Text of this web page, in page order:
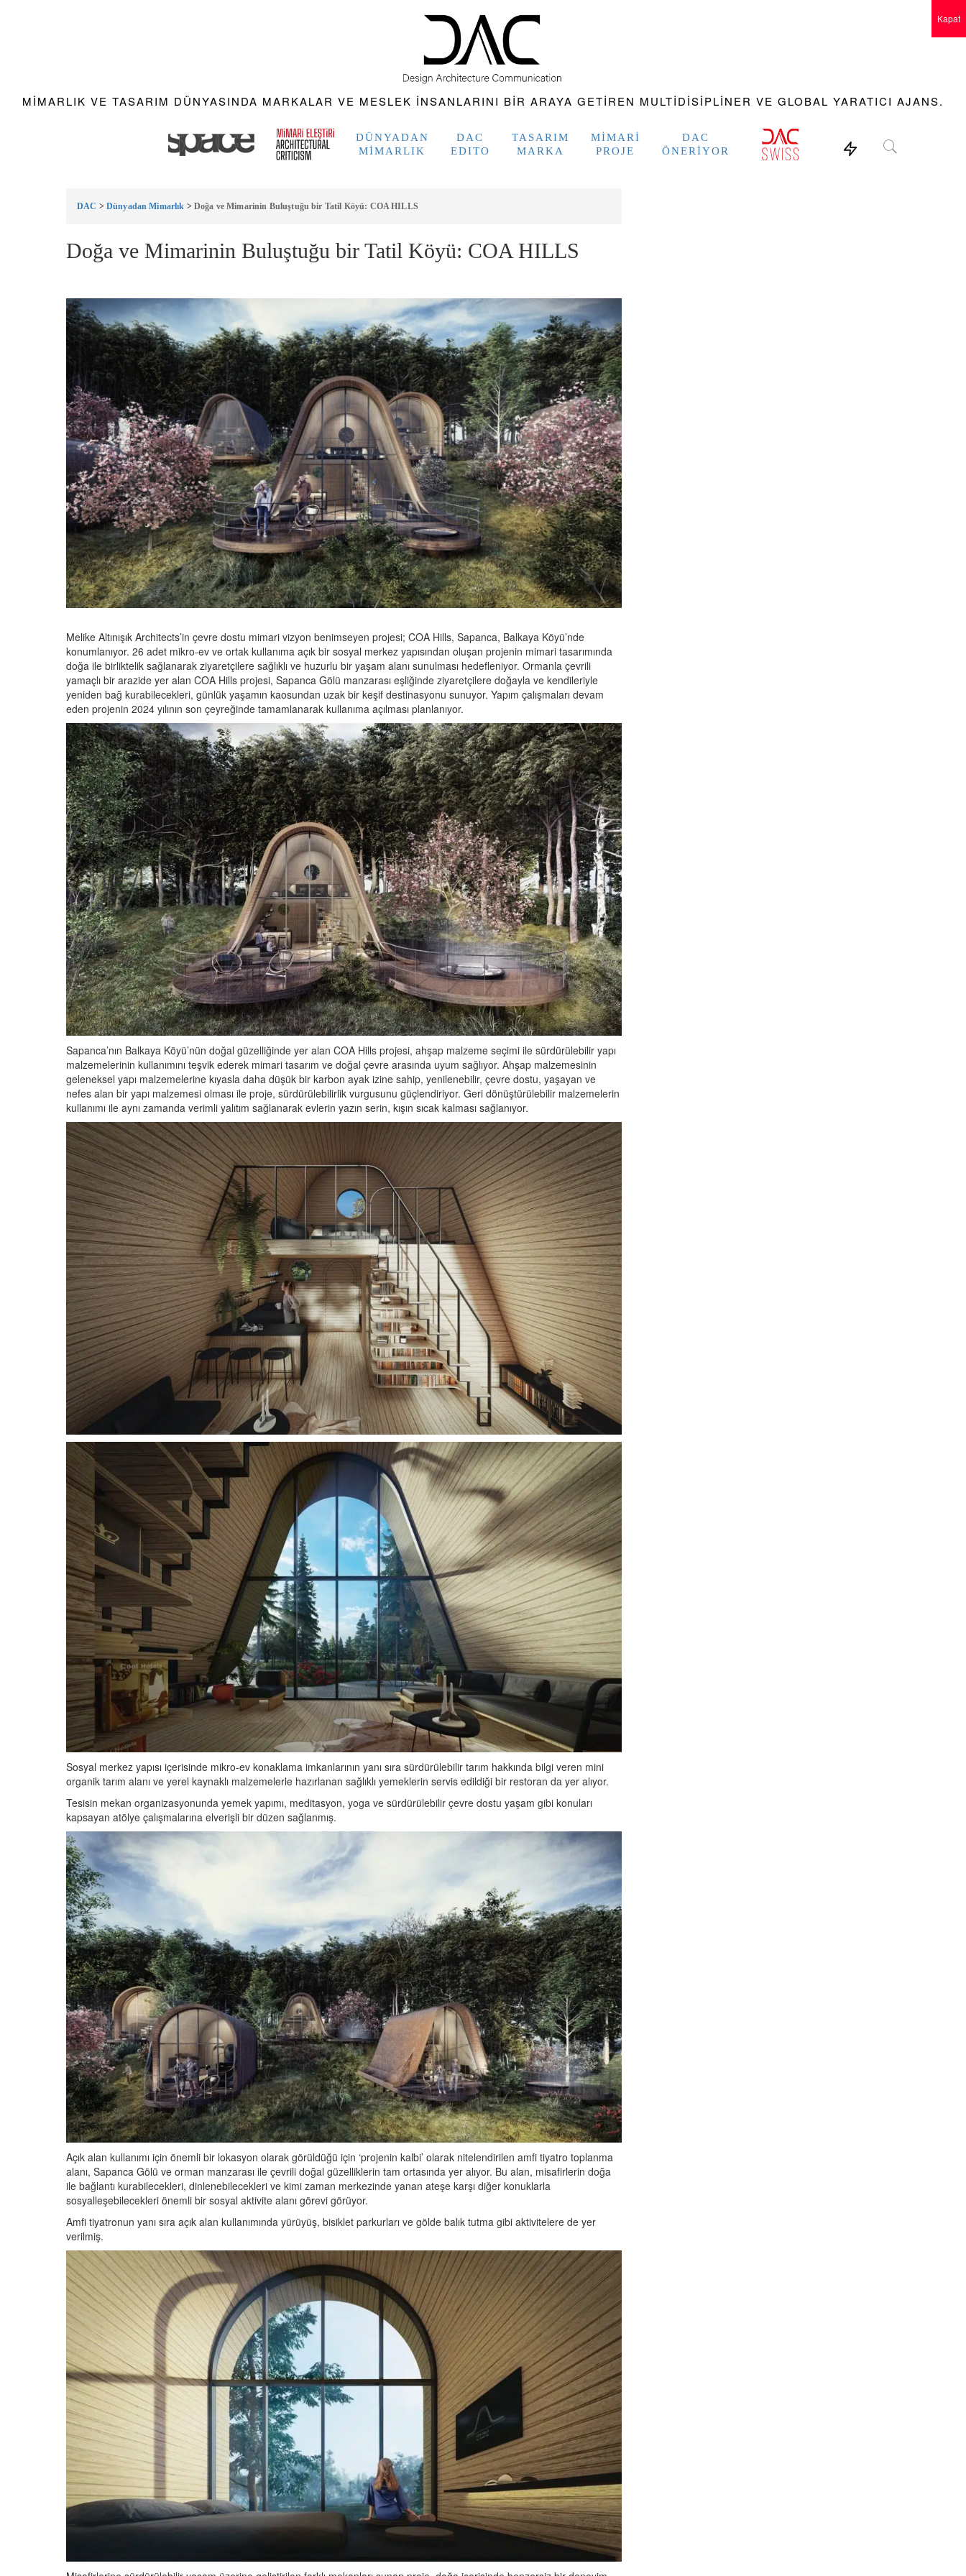
MIMARLIK VE TASARIM DÜNYASINDA MARKALAR VE MESLEK INSANLARINI BIR ARAYA GETIREN MULTIDISIPLINER VE GLOBAL YARATICI AJANS.
DÜNYADAN
MIMARLIK
DAC
EDITO
TASARIM
MARKA
MIMARI
PROJE
DAC
ÖNERIYOR
DAC > Dünyadan Mimarlık > Doğa ve Mimarinin Buluştuğu bir Tatil Köyü: COA HILLS
Doğa ve Mimarinin Buluştuğu bir Tatil Köyü: COA HILLS
Melike Altınışık Architects’in çevre dostu mimari vizyon benimseyen projesi; COA Hills, Sapanca, Balkaya Köyü’nde
konumlanıyor. 26 adet mikro-ev ve ortak kullanıma açık bir sosyal merkez yapısından oluşan projenin mimari tasarımında
doğa ile birliktelik sağlanarak ziyaretçilere sağlıklı ve huzurlu bir yaşam alanı sunulması hedefleniyor. Ormanla çevrili
yamaçlı bir arazide yer alan COA Hills projesi, Sapanca Gölü manzarası eşliğinde ziyaretçilere doğayla ve kendileriyle
yeniden bağ kurabilecekleri, günlük yaşamın kaosundan uzak bir keşif destinasyonu sunuyor. Yapım çalışmaları devam
eden projenin 2024 yılının son çeyreğinde tamamlanarak kullanıma açılması planlanıyor.
Sapanca’nın Balkaya Köyü’nün doğal güzelliğinde yer alan COA Hills projesi, ahşap malzeme seçimi ile sürdürülebilir yapı
malzemelerinin kullanımını teşvik ederek mimari tasarım ve doğal çevre arasında uyum sağlıyor. Ahşap malzemesinin
geleneksel yapı malzemelerine kıyasla daha düşük bir karbon ayak izine sahip, yenilenebilir, çevre dostu, yaşayan ve
nefes alan bir yapı malzemesi olması ile proje, sürdürülebilirlik vurgusunu güçlendiriyor. Geri dönüştürülebilir malzemelerin
kullanımı ile aynı zamanda verimli yalıtım sağlanarak evlerin yazın serin, kışın sıcak kalması sağlanıyor.
Sosyal merkez yapısı içerisinde mikro-ev konaklama imkanlarının yanı sıra sürdürülebilir tarım hakkında bilgi veren mini
organik tarım alanı ve yerel kaynaklı malzemelerle hazırlanan sağlıklı yemeklerin servis edildiği bir restoran da yer alıyor.
Tesisin mekan organizasyonunda yemek yapımı, meditasyon, yoga ve sürdürülebilir çevre dostu yaşam gibi konuları
kapsayan atölye çalışmalarına elverişli bir düzen sağlanmış.
Açık alan kullanımı için önemli bir lokasyon olarak görüldüğü için ‘projenin kalbi’ olarak nitelendirilen amfi tiyatro toplanma
alanı, Sapanca Gölü ve orman manzarası ile çevrili doğal güzelliklerin tam ortasında yer alıyor. Bu alan, misafirlerin doğa
ile bağlantı kurabilecekleri, dinlenebilecekleri ve kimi zaman merkezinde yanan ateşe karşı diğer konuklarla
sosyalleşebilecekleri önemli bir sosyal aktivite alanı görevi görüyor.
Amfi tiyatronun yanı sıra açık alan kullanımında yürüyüş, bisiklet parkurları ve gölde balık tutma gibi aktivitelere de yer
verilmiş.
Kapat